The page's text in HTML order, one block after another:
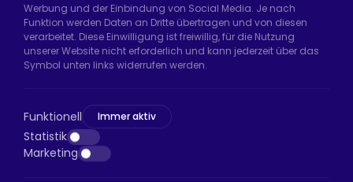
Arnavutköy/İstanbul
Telefon: +90 212 640 66 46
E-Mail: export@htsteker.com
D:a, 34045 Bayrampaşa/İstanbul
Telefon:+90 530 044 64 87
E-Mail: info@htsteker.com
Werbung und der Einbindung von Social Media. Je nach
Funktion werden Daten an Dritte übertragen und von diesen
verarbeitet. Diese Einwilligung ist freiwillig, für die Nutzung
unserer Website nicht erforderlich und kann jederzeit über das
Symbol unten links widerrufen werden.
Funktionell Immer aktiv
Statistik
Marketing